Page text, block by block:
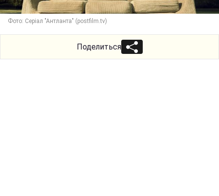
Фото: Серіал "Антланта" (postfilm.tv)
Поделиться